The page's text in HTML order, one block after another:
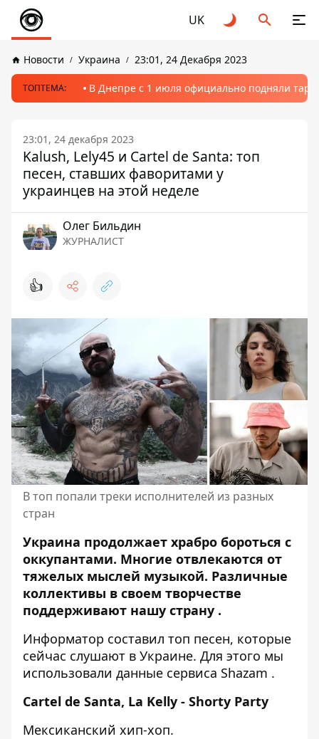
UK
Новости Украина 23:01, 24 Декабря 2023
ТОПТЕМА: В Днепре с 1 июля официально подняли
23:01, 24 декабря 2023
Kalush, Lely45 и Cartel de Santa: топ
песен, ставших фаворитами у
украинцев на этой неделе
Олег Бильдин
ЖУРНАЛИСТ
👍
В топ попали треки исполнителей из разных
стран
Украина продолжает храбро бороться с
оккупантами. Многие отвлекаются от
тяжелых мыслей музыкой. Различные
коллективы в своем творчестве
поддерживают нашу страну .
Информатор составил топ песен, которые
сейчас слушают в Украине. Для этого мы
использовали данные сервиса Shazam .
Cartel de Santa, La Kelly - Shorty Party
Мексиканский хип-хоп.